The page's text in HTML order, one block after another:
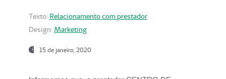
Texto: Relacionamento com prestador
Design: Marketing
15 de janeiro, 2020